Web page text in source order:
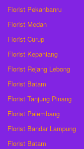
Florist Pekanbanru
Florist Medan
Florist Curup
Florist Kepahiang
Florist Rejang Lebong
Florist Batam
Florist Tanjung Pinang
Florist Palembang
Florist Bandar Lampung
Florist Batam